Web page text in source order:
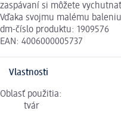
zaspávaní si môžete
Vďaka svojmu malému
dm-číslo produktu: 1909576
EAN: 4006000005737
Vlastnosti
Oblasť použitia:
tvár